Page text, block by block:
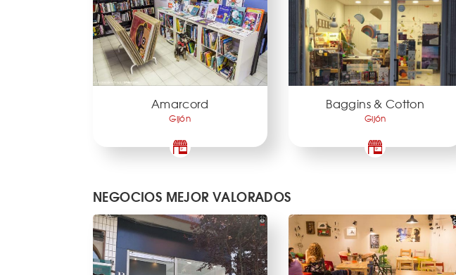
Amarcord
Gijón
Baggins & Cotton
Gijón
NEGOCIOS MEJOR VALORADOS